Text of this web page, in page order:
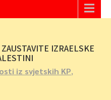
IZRAELSKE
iz svjetskih KP,